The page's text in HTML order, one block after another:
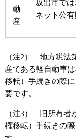
動
産
坂出市で
ネット公有
（注2） 地方税法
産である軽自動車
移転）手続きの際
要です。
（注3） 旧所有者
権移転）手続きの